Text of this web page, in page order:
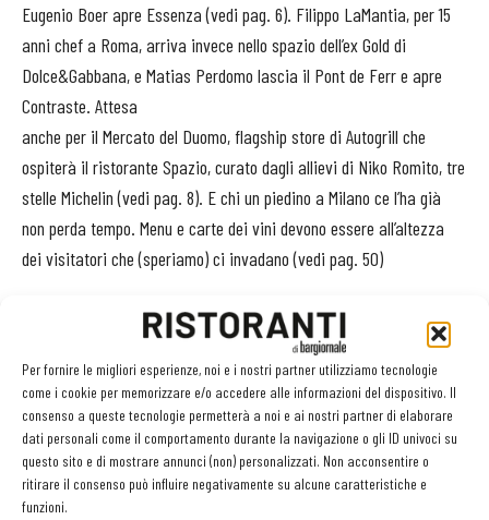
Per fornire le migliori esperienze, noi e i nostri partner utilizziamo tecnologie
come i cookie per memorizzare e/o accedere alle informazioni del dispositivo. Il
consenso a queste tecnologie permetterà a noi e ai nostri partner di elaborare
dati personali come il comportamento durante la navigazione o gli ID univoci su
questo sito e di mostrare annunci (non) personalizzati. Non acconsentire o
ritirare il consenso può influire negativamente su alcune caratteristiche e
funzioni.
Eugenio Boer apre Essenza (vedi pag. 6). Filippo LaMantia, per 15
anni chef a Roma, arriva invece nello spazio dell’ex Gold di
Dolce&Gabbana, e Matias Perdomo lascia il Pont de Ferr e apre
Contraste. Attesa
anche per il Mercato del Duomo, flagship store di Autogrill che
ospiterà il ristorante Spazio, curato dagli allievi di Niko Romito, tre
stelle Michelin (vedi pag. 8). E chi un piedino a Milano ce l’ha già
non perda tempo. Menu e carte dei vini devono essere all’altezza
dei visitatori che (speriamo) ci invadano (vedi pag. 50)
Facebook Twitter Linkedin
LEGGI ANCHE